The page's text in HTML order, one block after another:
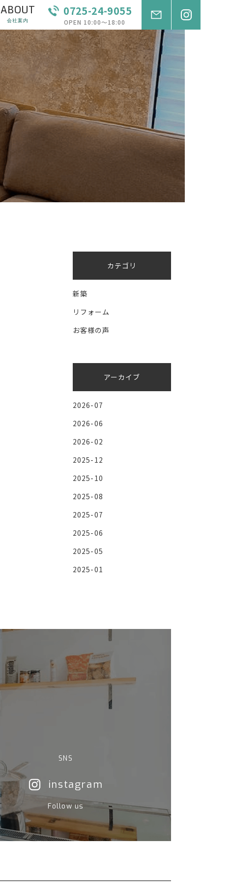
ABOUT
会社案内
0725-24-9055
OPEN 10:00〜18:00
カテゴリ
新築
リフォーム
お客様の声
アーカイブ
2026-07
2026-06
2026-02
2025-12
2025-10
2025-08
2025-07
2025-06
2025-05
2025-01
SNS
instagram
Follow us